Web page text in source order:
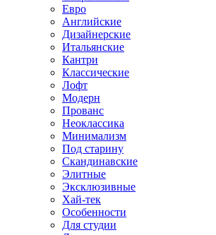
Евро
Английские
Дизайнерские
Итальянские
Кантри
Классические
Лофт
Модерн
Прованс
Неоклассика
Минимализм
Под старину
Скандинавские
Элитные
Эксклюзивные
Хай-тек
Особенности
Для студии